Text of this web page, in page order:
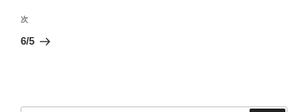
ビ
ゲ
稿
次
の
次
6/5